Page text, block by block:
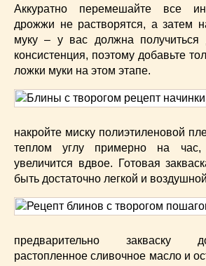
Аккуратно перемешайте все
дрожжи не растворятся, а затем
муку – у вас должна получиться
консистенция, поэтому добавьте
ложки муки на этом этапе.
накройте миску полиэтиленовой
теплом углу примерно на
увеличится вдвое. Готовая
быть достаточно легкой и
предварительно закваску
растопленное сливочное масло и